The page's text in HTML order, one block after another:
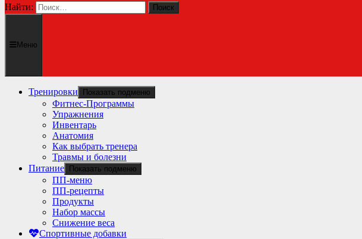
Найти:
Меню
Тренировки Показать подменю
Фитнес-Программы
Упражнения
Инвентарь
Анатомия
Как выбрать тренера
Травмы и болезни
Питание
Показать подменю
ПП-меню
ПП-рецепты
Продукты
Набор массы
Снижение веса
Спортивные добавки